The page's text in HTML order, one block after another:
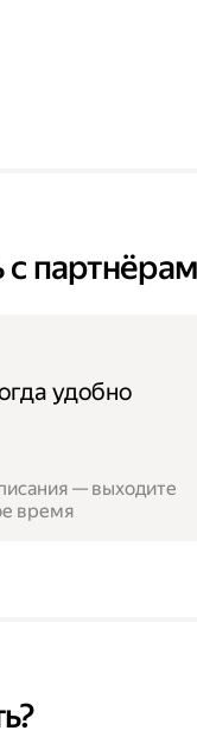
с
удобно
— выходите
время